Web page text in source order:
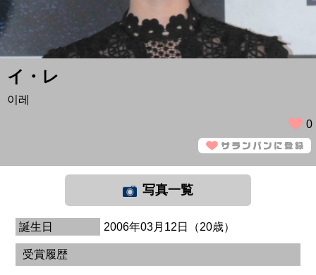
イ・レ
이레
0
写真一覧
誕生日 2006年03月12日（20歳）
受賞履歴